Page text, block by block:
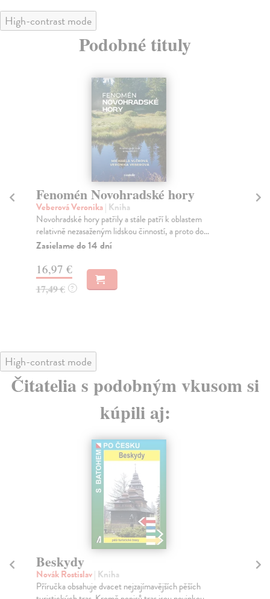
High-contrast mode
Podobné tituly
Fenomén Novohradské hory
Veberová Veronika| Kniha
Novohradské hory patřily a stále patří k oblastem
relativně nezasaženým lidskou činností, a proto do...
Zasielame do 14 dní
16,97 €
17,49 € ?
High-contrast mode
Čitatelia s podobným vkusom si
kúpili aj:
Beskydy
Novák Rostislav| Kniha
Příručka obsahuje dvacet nejzajímavějších pěších